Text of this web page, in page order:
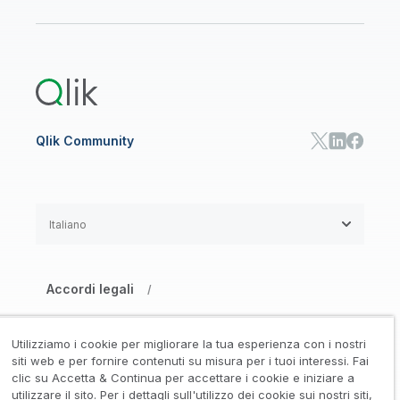
Qlik Community
Accordi legali /
Marchi registrati / Affidabilità /
Condizioni d’uso /
Italiano
Utilizziamo i cookie per migliorare la tua esperienza con i nostri
siti web e per fornire contenuti su misura per i tuoi interessi. Fai
clic su Accetta & Continua per accettare i cookie e iniziare a
utilizzare il sito. Per i dettagli sull'utilizzo dei cookie sui nostri siti,